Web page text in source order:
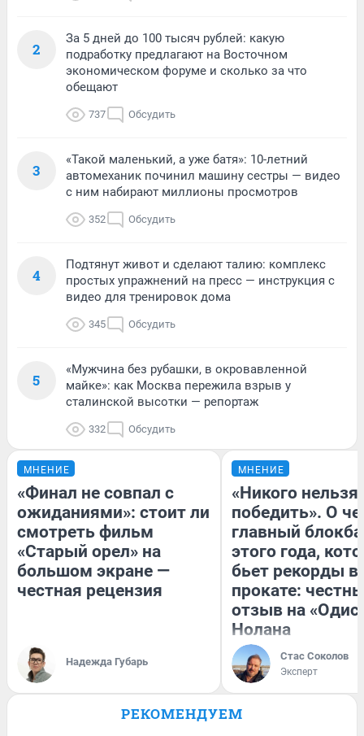
2
За 5 дней до 100 тысяч рублей: какую
подработку предлагают на Восточном
экономическом форуме и сколько за что
обещают
737 Обсудить
3
«Такой маленький, а уже батя»: 10-летний
автомеханик починил машину сестры — видео
с ним набирают миллионы просмотров
352 Обсудить
4
Подтянут живот и сделают талию: комплекс
простых упражнений на пресс — инструкция с
видео для тренировок дома
345 Обсудить
5
«Мужчина без рубашки, в окровавленной
майке»: как Москва пережила взрыв у
сталинской высотки — репортаж
332 Обсудить
МНЕНИЕ
«Финал не совпал с
ожиданиями»: стоит ли
смотреть фильм
«Старый орел» на
большом экране —
честная рецензия
Надежда Губарь
МНЕНИЕ
«Никого нельзя
победить». О
главный
этого года,
бьет рекорды в
прокате:
отзыв на
Нолана
Стас Соколов
Эксперт
РЕКОМЕНДУЕМ